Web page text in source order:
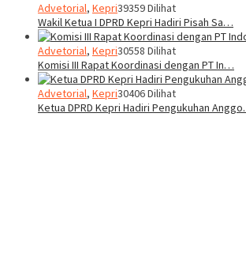
Advetorial, Kepri39359 Dilihat
Wakil Ketua I DPRD Kepri Hadiri Pisah Sa…
Advetorial, Kepri30558 Dilihat
Komisi III Rapat Koordinasi dengan PT In…
Advetorial, Kepri30406 Dilihat
Ketua DPRD Kepri Hadiri Pengukuhan